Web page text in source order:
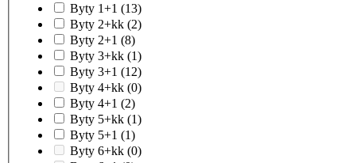
Byty 1+1 (13)
Byty 2+kk (2)
Byty 2+1 (8)
Byty 3+kk (1)
Byty 3+1 (12)
Byty 4+kk (0)
Byty 4+1 (2)
Byty 5+kk (1)
Byty 5+1 (1)
Byty 6+kk (0)